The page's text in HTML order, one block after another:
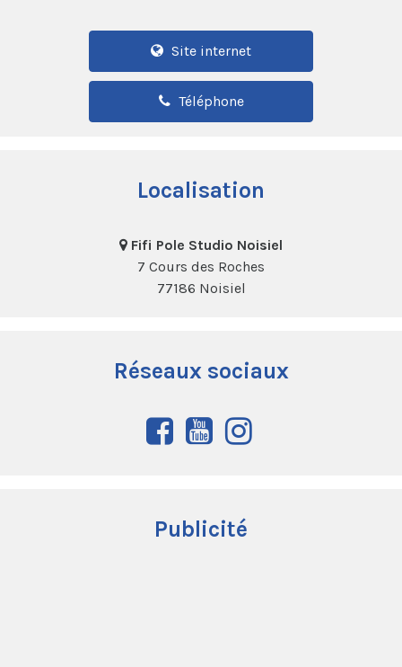
Site internet
Téléphone
Localisation
Fifi Pole Studio Noisiel
7 Cours des Roches
77186 Noisiel
Réseaux sociaux
Publicité